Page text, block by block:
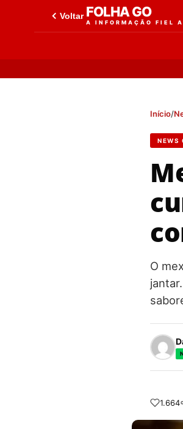
Voltar FOLHA GO
A INFORMAÇÃO FIEL
Início/
NEWS
O
1.664